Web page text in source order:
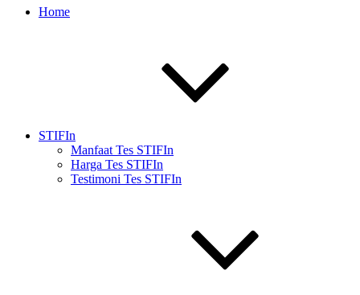
Home
STIFIn
Manfaat Tes STIFIn
Harga Tes STIFIn
Testimoni Tes STIFIn